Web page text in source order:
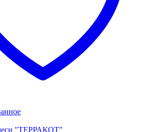
"ТЕРРАКОТ"